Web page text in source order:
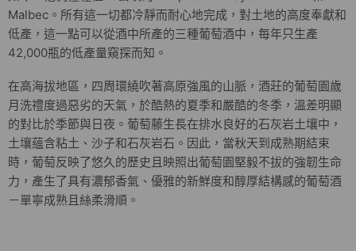
Malbec。所有這一切都冷靜而耐心地完成，對土地的高度奉獻和
低產，這一點可以從酒中所產的三種葡萄酒中，每年只生產
42,000瓶的低產量窺探而知。
在高海拔地區，四周環繞吹著高原強風的山脈，酒莊的葡萄園歲
月洗禮度過惡劣的天氣，於酷熱的夏季和嚴酷的冬季，溫差明顯
的對比於季節與日夜。葡萄藤生長在排水良好的石灰岩土壤中，
土壤蘊含粘土、沙子和石灰岩石。因此，當秋天到成熟期結束
時，葡萄反映了悠久的歷史且映照出葡萄園堅毅不拔的強韌生命
力，產生了具有濃郁香氣、優雅的新鮮度和醇厚結構感的葡萄酒
－單寧成熟且絲柔滑順。